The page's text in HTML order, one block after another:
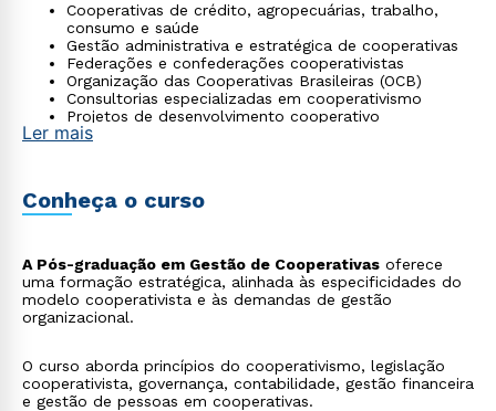
Cooperativas de crédito, agropecuárias, trabalho,
consumo e saúde
Gestão administrativa e estratégica de cooperativas
Federações e confederações cooperativistas
Organização das Cooperativas Brasileiras (OCB)
Consultorias especializadas em cooperativismo
Projetos de desenvolvimento cooperativo
Ler mais
Conheça o curso
A Pós-graduação em Gestão de Cooperativas oferece
uma formação estratégica, alinhada às especificidades do
modelo cooperativista e às demandas de gestão
organizacional.
O curso aborda princípios do cooperativismo, legislação
cooperativista, governança, contabilidade, gestão financeira
e gestão de pessoas em cooperativas.